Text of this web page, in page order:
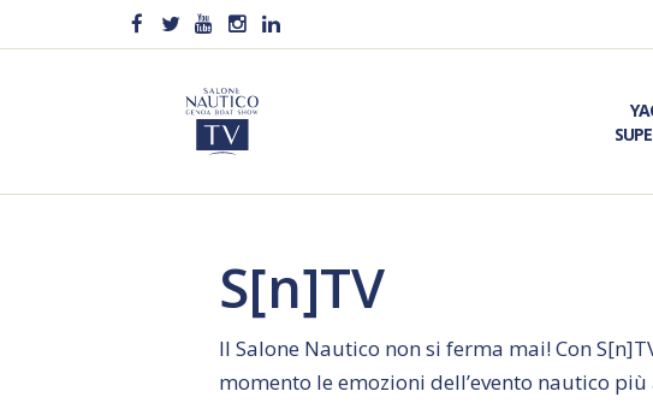
S[n]TV
Il Salone Nautico non si ferma mai! Con
momento le emozioni dell’evento nautico più